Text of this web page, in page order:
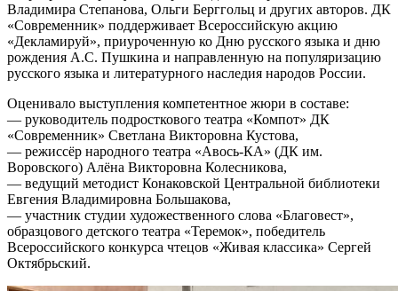
Владимира Степанова, Ольги Берггольц и других авторов. ДК
«Современник» поддерживает Всероссийскую акцию
«Декламируй», приуроченную ко Дню русского языка и дню
рождения А.С. Пушкина и направленную на популяризацию
русского языка и литературного наследия народов России.
Оценивало выступления компетентное жюри в составе:
— руководитель подросткового театра «Компот» ДК
«Современник» Светлана Викторовна Кустова,
— режиссёр народного театра «Авось-КА» (ДК им.
Воровского) Алёна Викторовна Колесникова,
— ведущий методист Конаковской Центральной библиотеки
Евгения Владимировна Большакова,
— участник студии художественного слова «Благовест»,
образцового детского театра «Теремок», победитель
Всероссийского конкурса чтецов «Живая классика» Сергей
Октябрьский.